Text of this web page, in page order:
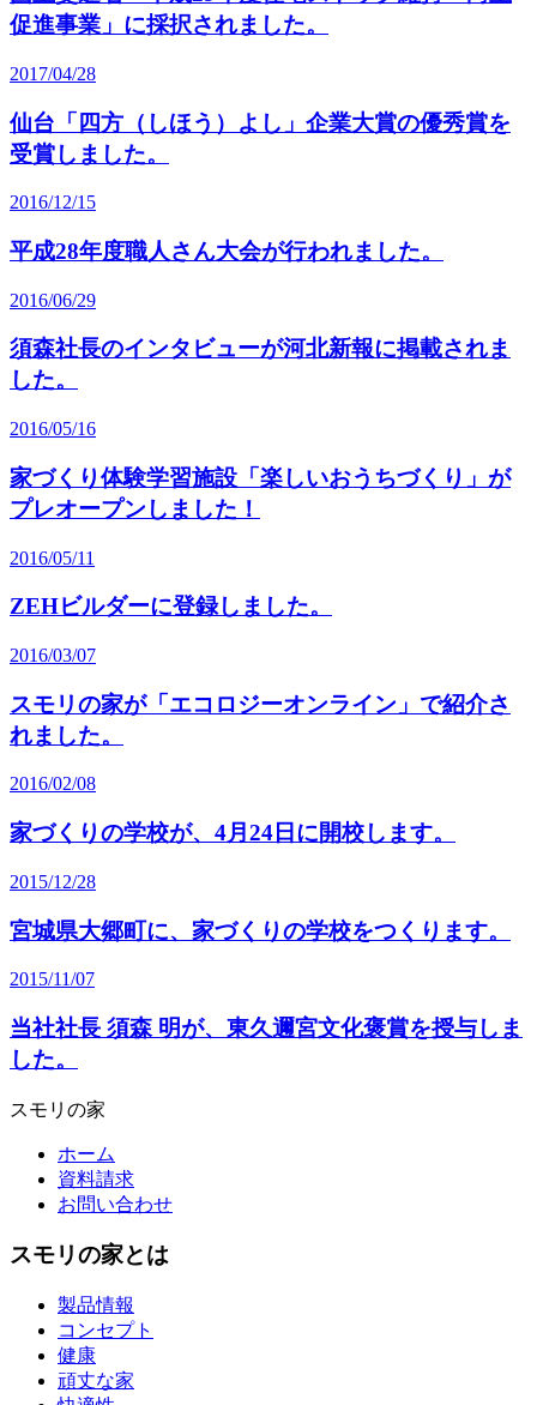
促進事業」に採択されました。
2017/04/28
仙台「四方（しほう）よし」企業大賞の優秀賞を
受賞しました。
2016/12/15
平成28年度職人さん大会が行われました。
2016/06/29
須森社長のインタビューが河北新報に掲載されま
した。
2016/05/16
家づくり体験学習施設「楽しいおうちづくり」が
プレオープンしました！
2016/05/11
ZEHビルダーに登録しました。
2016/03/07
スモリの家が「エコロジーオンライン」で紹介さ
れました。
2016/02/08
家づくりの学校が、4月24日に開校します。
2015/12/28
宮城県大郷町に、家づくりの学校をつくります。
2015/11/07
当社社長 須森 明が、東久邇宮文化褒賞を授与しま
した。
スモリの家
ホーム
資料請求
お問い合わせ
スモリの家とは
製品情報
コンセプト
健康
頑丈な家